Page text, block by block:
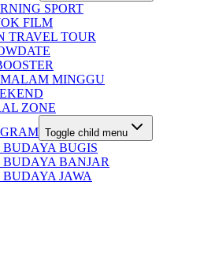
SPORT
FILM
TRAVEL TOUR
MINGGU
ZONE
Toggle child menu
BUGIS
BANJAR
JAWA